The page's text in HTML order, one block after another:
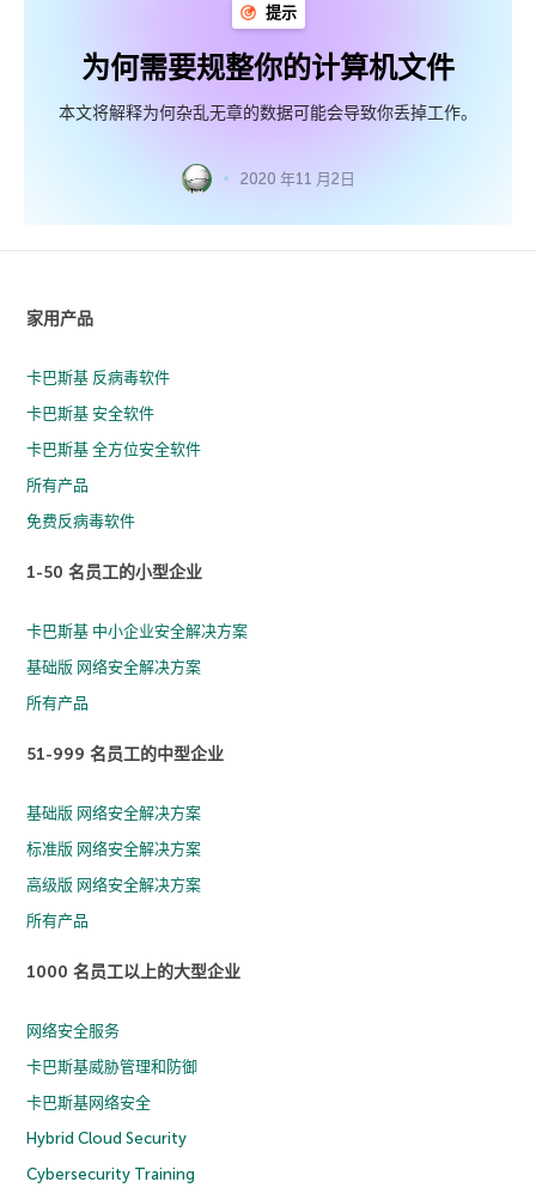
提示
为何需要规整你的计算机文件
本文将解释为何杂乱无章的数据可能会导致你丢掉工作。
2020 年11 月2日
家用产品
卡巴斯基 反病毒软件
卡巴斯基 安全软件
卡巴斯基 全方位安全软件
所有产品
免费反病毒软件
1-50 名员工的小型企业
卡巴斯基 中小企业安全解决方案
基础版 网络安全解决方案
所有产品
51-999 名员工的中型企业
基础版 网络安全解决方案
标准版 网络安全解决方案
高级版 网络安全解决方案
所有产品
1000 名员工以上的大型企业
网络安全服务
卡巴斯基威胁管理和防御
卡巴斯基网络安全
Hybrid Cloud Security
Cybersecurity Training